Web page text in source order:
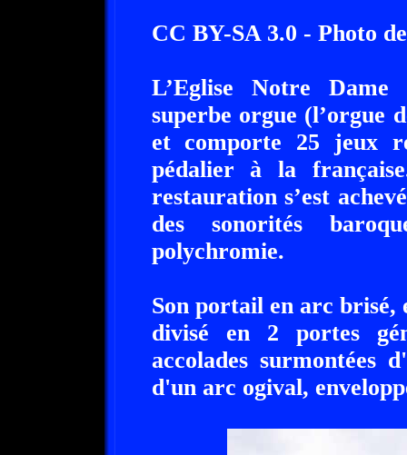
CC BY-SA 3.0 - Photo
L’Eglise Notre Dame
superbe orgue (l’orgue
et comporte 25 jeux
pédalier à la
restauration s’est
des sonorités
polychromie.
Son portail en arc brisé,
divisé en 2 portes
accolades surmontées
d'un arc ogival,